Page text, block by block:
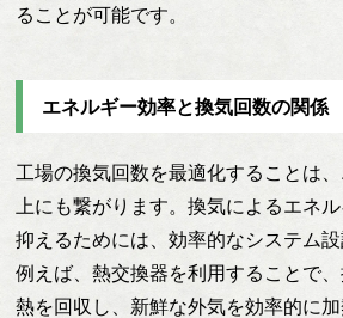
ることが可能です。
エネルギー効率と換気回数の関係
工場の換気回数を最適化することは
上にも繋がります。換気によるエネ
抑えるためには、効率的なシステム設
例えば、熱交換器を利用することで
熱を回収し、新鮮な外気を効率的に